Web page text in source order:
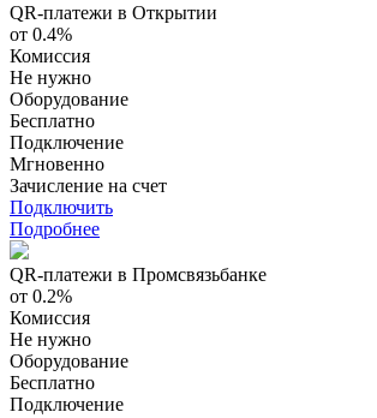
QR-платежи в Открытии
от 0.4%
Комиссия
Не нужно
Оборудование
Бесплатно
Подключение
Мгновенно
Зачисление на счет
Подключить
Подробнее
QR-платежи в Промсвязьбанке
от 0.2%
Комиссия
Не нужно
Оборудование
Бесплатно
Подключение